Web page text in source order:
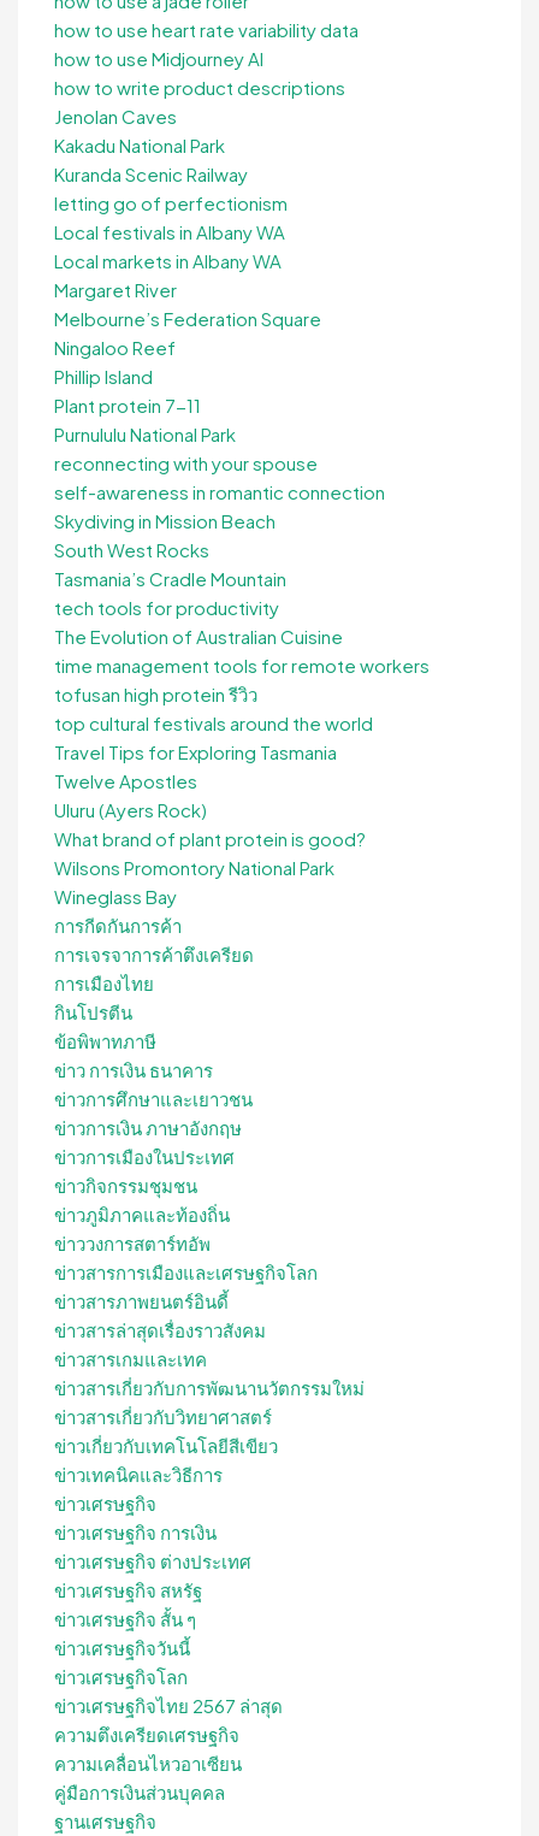
how to use heart rate variability data
how to use Midjourney AI
how to write product descriptions
Jenolan Caves
Kakadu National Park
Kuranda Scenic Railway
letting go of perfectionism
Local festivals in Albany WA
Local markets in Albany WA
Margaret River
Melbourne’s Federation Square
Ningaloo Reef
Phillip Island
Plant protein 7-11
Purnululu National Park
reconnecting with your spouse
self-awareness in romantic connection
Skydiving in Mission Beach
South West Rocks
Tasmania’s Cradle Mountain
tech tools for productivity
The Evolution of Australian Cuisine
time management tools for remote workers
tofusan high protein รีวิว
top cultural festivals around the world
Travel Tips for Exploring Tasmania
Twelve Apostles
Uluru (Ayers Rock)
What brand of plant protein is good?
Wilsons Promontory National Park
Wineglass Bay
การกีดกันการค้า
การเจรจาการค้าตึงเครียด
การเมืองไทย
กินโปรตีน
ข้อพิพาทภาษี
ข่าว การเงิน ธนาคาร
ข่าวการศึกษาและเยาวชน
ข่าวการเงิน ภาษาอังกฤษ
ข่าวการเมืองในประเทศ
ข่าวกิจกรรมชุมชน
ข่าวภูมิภาคและท้องถิ่น
ข่าววงการสตาร์ทอัพ
ข่าวสารการเมืองและเศรษฐกิจโลก
ข่าวสารภาพยนตร์อินดี้
ข่าวสารล่าสุดเรื่องราวสังคม
ข่าวสารเกมและเทค
ข่าวสารเกี่ยวกับการพัฒนานวัตกรรมใหม่
ข่าวสารเกี่ยวกับวิทยาศาสตร์
ข่าวเกี่ยวกับเทคโนโลยีสีเขียว
ข่าวเทคนิคและวิธีการ
ข่าวเศรษฐกิจ
ข่าวเศรษฐกิจ การเงิน
ข่าวเศรษฐกิจ ต่างประเทศ
ข่าวเศรษฐกิจ สหรัฐ
ข่าวเศรษฐกิจ สั้น ๆ
ข่าวเศรษฐกิจวันนี้
ข่าวเศรษฐกิจโลก
ข่าวเศรษฐกิจไทย 2567 ล่าสุด
ความตึงเครียดเศรษฐกิจ
ความเคลื่อนไหวอาเซียน
คู่มือการเงินส่วนบุคคล
ฐานเศรษฐกิจ